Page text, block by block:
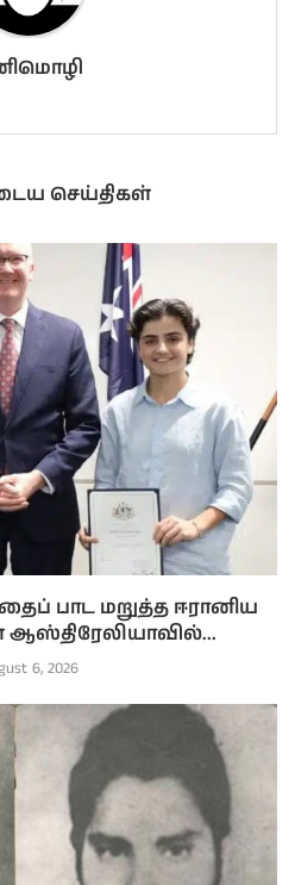
செய்திகள்
பாட மறுத்த ஈரானிய
6, 2026